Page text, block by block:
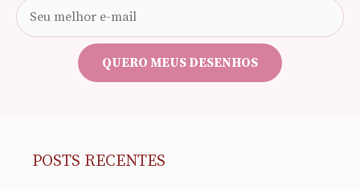
e-
mail
QUERO MEUS DESENHOS
POSTS RECENTES